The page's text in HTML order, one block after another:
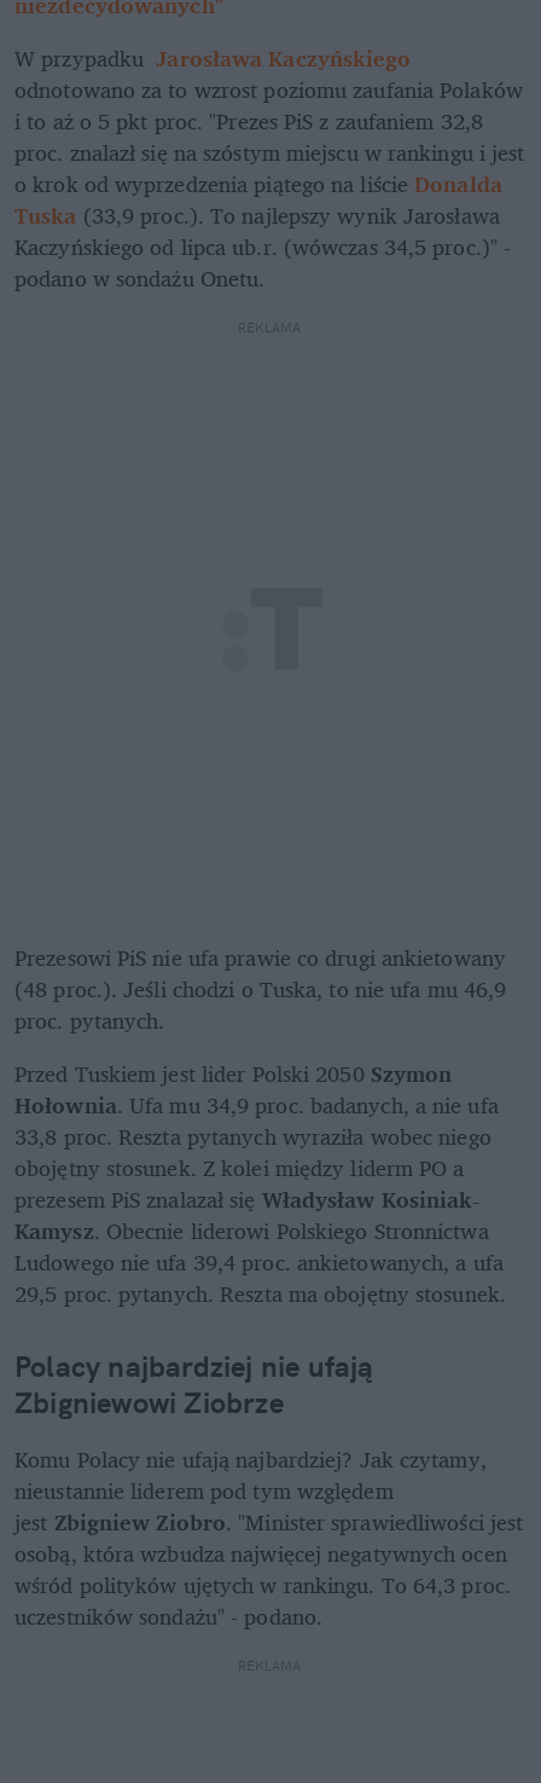
W przypadku Jarosława Kaczyńskiego
odnotowano za to wzrost poziomu zaufania Polaków
i to aż o 5 pkt proc. "Prezes PiS z zaufaniem 32,8
proc. znalazł się na szóstym miejscu w rankingu i jest
o krok od wyprzedzenia piątego na liście Donalda
Tuska (33,9 proc.). To najlepszy wynik Jarosława
Kaczyńskiego od lipca ub.r. (wówczas 34,5 proc.)" -
podano w sondażu Onetu.
REKLAMA
Prezesowi PiS nie ufa prawie co drugi ankietowany
(48 proc.). Jeśli chodzi o Tuska, to nie ufa mu 46,9
proc. pytanych.
Przed Tuskiem jest lider Polski 2050 Szymon
Hołownia. Ufa mu 34,9 proc. badanych, a nie ufa
33,8 proc. Reszta pytanych wyraziła wobec niego
obojętny stosunek. Z kolei między liderm PO a
prezesem PiS znalazał się Władysław Kosiniak-
Kamysz. Obecnie liderowi Polskiego Stronnictwa
Ludowego nie ufa 39,4 proc. ankietowanych, a ufa
29,5 proc. pytanych. Reszta ma obojętny stosunek.
Polacy najbardziej nie ufają
Zbigniewowi Ziobrze
Komu Polacy nie ufają najbardziej? Jak czytamy,
nieustannie liderem pod tym względem
jest Zbigniew Ziobro. "Minister sprawiedliwości jest
osobą, która wzbudza najwięcej negatywnych ocen
wśród polityków ujętych w rankingu. To 64,3 proc.
uczestników sondażu" - podano.
REKLAMA